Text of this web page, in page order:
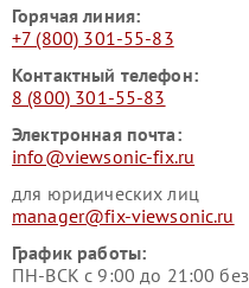
Горячая линия:
+7 (800) 301-55-83
Контактный телефон:
8 (800) 301-55-83
Электронная почта:
info@viewsonic-fix.ru
для юридических лиц
manager@fix-viewsonic.ru
График работы:
ПН-ВСК с 9:00 до 21:00